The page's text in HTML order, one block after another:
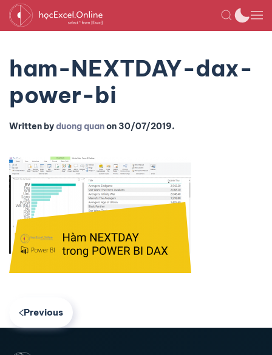
ham-NEXTDAY-dax-
power-bi
Written byduong quanon 30/07/2019.
Previous